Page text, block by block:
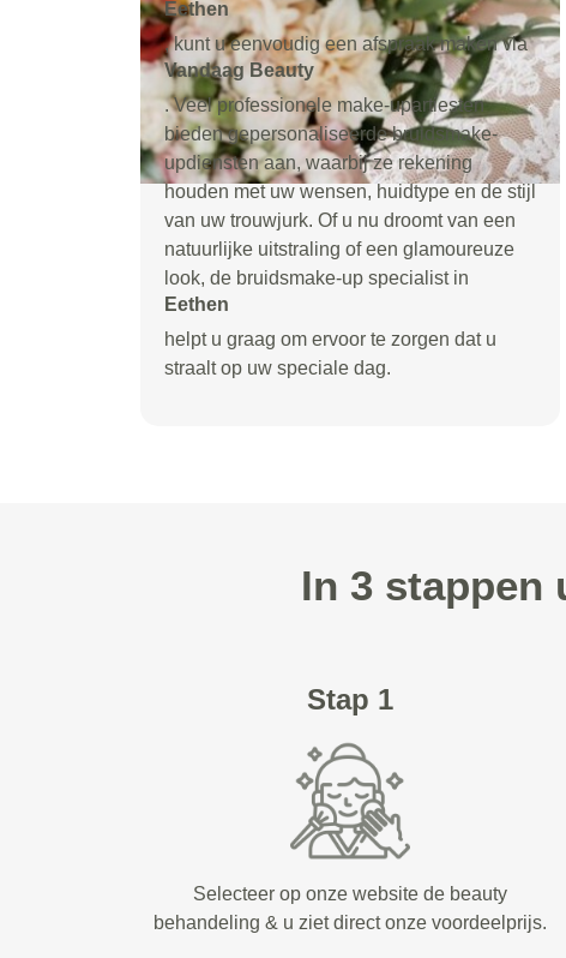
Eethen
, kunt u eenvoudig een afspraak maken via
Vandaag Beauty
. Veel professionele make-upartiesten
bieden gepersonaliseerde bruidsmake-
updiensten aan, waarbij ze rekening
houden met uw wensen, huidtype en de stijl
van uw trouwjurk. Of u nu droomt van een
natuurlijke uitstraling of een glamoureuze
look, de bruidsmake-up specialist in
Eethen
helpt u graag om ervoor te zorgen dat u
straalt op uw speciale dag.
In 3 stappen
Stap 1
Selecteer op onze website de beauty
behandeling & u ziet direct onze voordeelprijs.